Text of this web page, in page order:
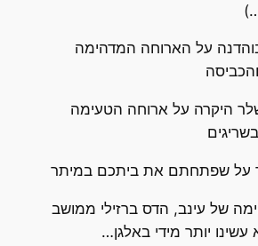
על הארוחה המדהימה
היקרה על ארוחה הטעימה
של עינב, הדס ברזילי ממושב
עשינו יותר מידי באלגן…